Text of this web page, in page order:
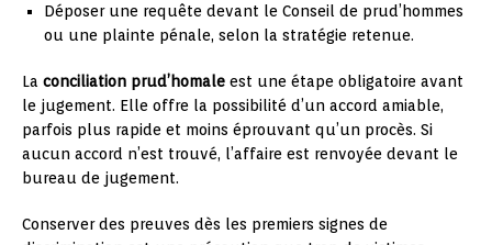
Déposer une requête devant le Conseil de prud’hommes
ou une plainte pénale, selon la stratégie retenue.
La conciliation prud’homale est une étape obligatoire avant
le jugement. Elle offre la possibilité d’un accord amiable,
parfois plus rapide et moins éprouvant qu’un procès. Si
aucun accord n’est trouvé, l’affaire est renvoyée devant le
bureau de jugement.
Conserver des preuves dès les premiers signes de